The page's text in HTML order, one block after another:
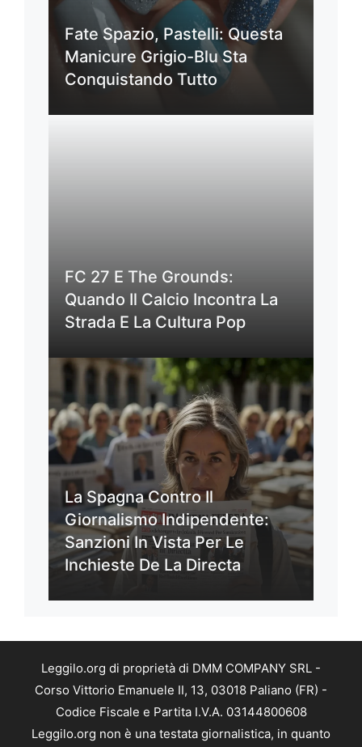
Fate Spazio, Pastelli: Questa
Manicure Grigio-Blu Sta
Conquistando Tutto
FC 27 E The Grounds:
Quando Il Calcio Incontra La
Strada E La Cultura Pop
La Spagna Contro Il
Giornalismo Indipendente:
Sanzioni In Vista Per Le
Inchieste De La Directa
Leggilo.org di proprietà di DMM COMPANY SRL -
Corso Vittorio Emanuele II, 13, 03018 Paliano (FR) -
Codice Fiscale e Partita I.V.A. 03144800608
Leggilo.org non è una testata giornalistica, in quanto